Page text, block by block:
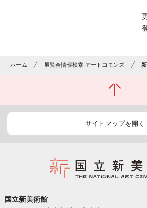
ホーム 展覧会情報検索 アートコモンズ
サイトマップを開く
国立新美術館